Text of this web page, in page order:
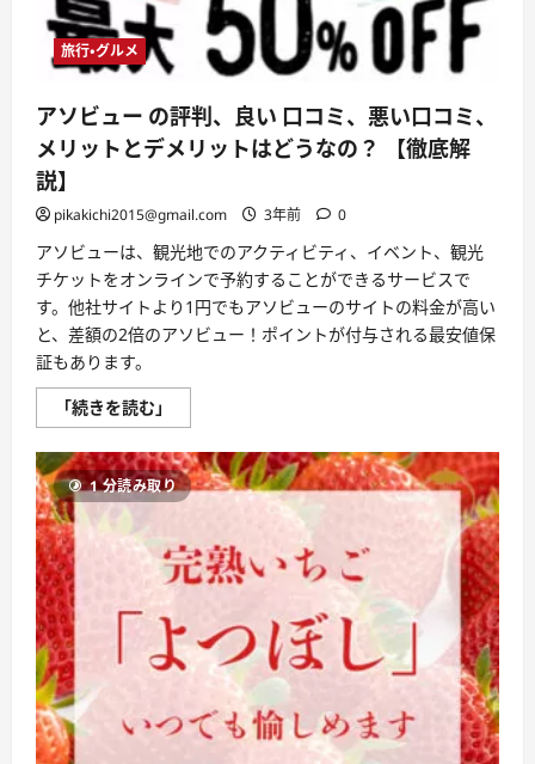
ッ
は
う
な
の？
【徹
に
い
て
さ
ら
に
読
旅行・グルメ
アソビュー の評判、良い 口コミ、悪い口コミ、
メリットとデメリットはどうなの？ 【徹底解
説】
pikakichi2015@gmail.com 3年前 0
アソビューは、観光地でのアクティビティ、イベント、観光
チケットをオンラインで予約することができるサービスで
す。他社サイトより1円でもアソビューのサイトの料金が高い
と、差額の2倍のアソビュー！ポイントが付与される最安値保
証もあります。
「続きを読む」
ソ
ュ
ー
の
評
良
い
口
コ
悪
い
口
コ
リ
ッ
1 分読み取り